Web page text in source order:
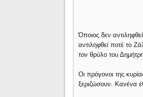
Όποιος δεν
αντιληφθεί ποτέ το
τον θρύλο του
Οι πρόγονοι της
ξεριζώσουν. Κανένα